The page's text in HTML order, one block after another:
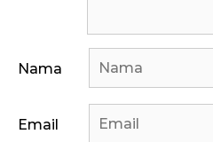
Nama
Email